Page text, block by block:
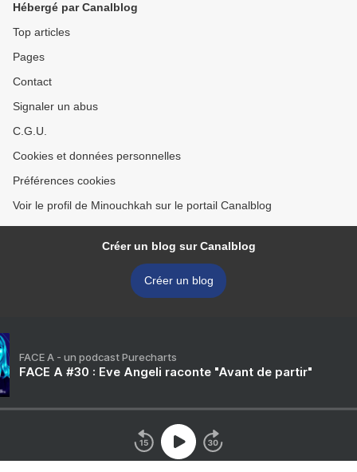
Hébergé par Canalblog
Top articles
Pages
Contact
Signaler un abus
C.G.U.
Cookies et données personnelles
Préférences cookies
Voir le profil de Minouchkah sur le portail Canalblog
Créer un blog sur Canalblog
Créer un blog
FACE A - un podcast Purecharts
FACE A #30 : Eve Angeli raconte "Avant de partir"